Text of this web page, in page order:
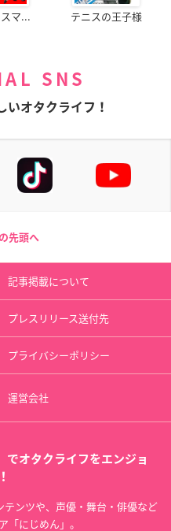
マ... テニスの王子様
SNS
いオタクライフ！
先頭へ
記事掲載について
プレスリリース送付先
プライバシーポリシー
運営会社
でオタクライフをエンジョ
ンツや、声優・舞台・俳優など
「にじめん」。